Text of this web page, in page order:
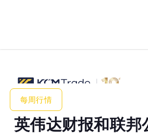
每周行情
英伟达财报和联邦